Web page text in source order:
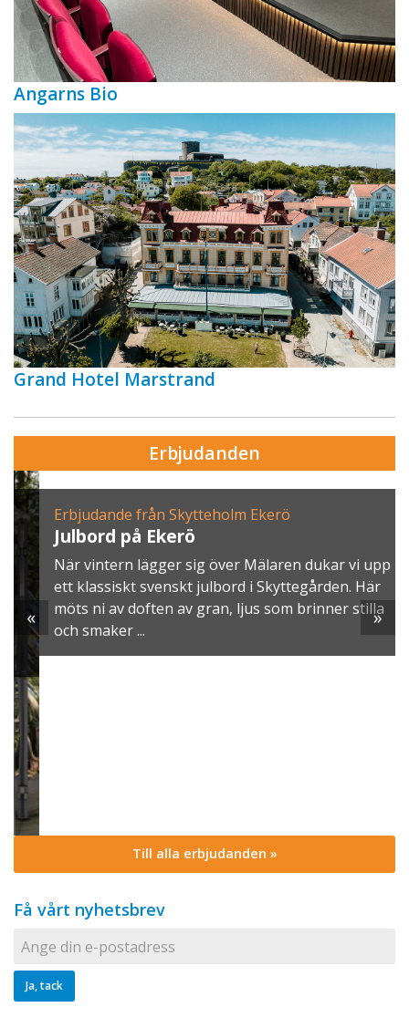
Angarns Bio
Grand Hotel Marstrand
Erbjudanden
Erbjudande från Skytteholm Ekerö
Julbord på Ekerö
När vintern lägger sig över Mälaren dukar vi upp
ett klassiskt svenskt julbord i Skyttegården. Här
möts ni av doften av gran, ljus som brinner stilla
och smaker ...
« »
Till alla erbjudanden »
Få vårt nyhetsbrev